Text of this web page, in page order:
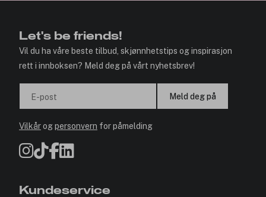
Let's be friends!
Vil du ha våre beste tilbud, skjønnhetstips og inspirasjon
rett i innboksen? Meld deg på vårt nyhetsbrev!
E-post Meld deg på
Vilkårogpersonvern for påmelding
Kundeservice